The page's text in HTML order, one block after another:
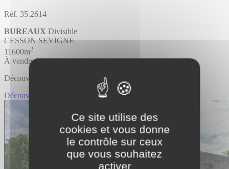
Ce site utilise des
cookies et vous donne
le contrôle sur ceux
que vous souhaitez
activer
Réf. 35.2614
BUREAUX Divisible
CESSON SEVIGNE
11600m2
À vendre/louer
Découvrir l'offre
Découvrir BUREAUX